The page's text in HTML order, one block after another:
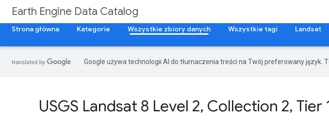
Earth Engine Data Catalog
Strona główna
Kategorie Wszystkie zbiory danych Wszystkie tagi Landsat
Google używa technologii AI do tłumaczenia treści na Twój preferowany język.
USGS Landsat 8 Level 2, Collection 2, Tier